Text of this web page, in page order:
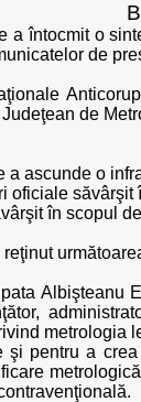
a întocmit o
de
de
ascunde o
oficiale
în scopul
Albişteanu
metrologia
şi pentru a